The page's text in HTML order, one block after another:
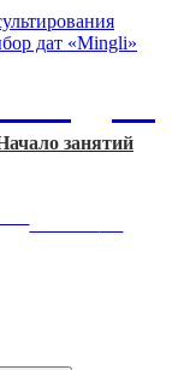
дат «Mingli»
занятий
Начало: